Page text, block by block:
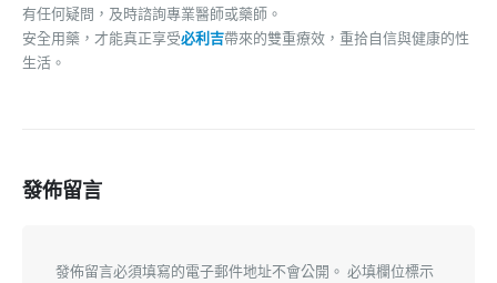
有任何疑問，及時諮詢專業醫師或藥師。
安全用藥，才能真正享受必利吉帶來的雙重療效，重拾自信與健康的性
生活。
發佈留言
發佈留言必須填寫的電子郵件地址不會公開。 必填欄位標示